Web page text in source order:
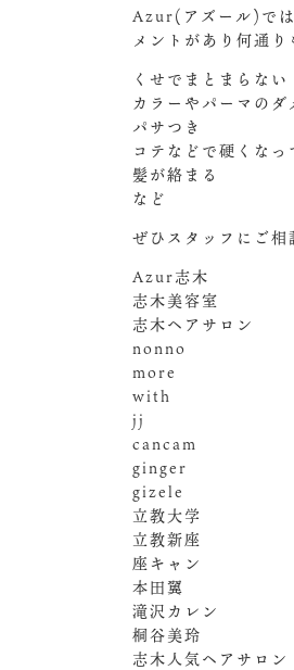
Azur(アズール)では
メントがあり何通
くせでまとまらない
カラーやパーマのダ
パサつき
コテなどで硬くなっ
髪が絡まる
など
ぜひスタッフにご相
Azur志木
志木美容室
志木ヘアサロン
nonno
more
with
jj
cancam
ginger
gizele
立教大学
立教新座
座キャン
本田翼
滝沢カレン
桐谷美玲
志木人気ヘアサロン